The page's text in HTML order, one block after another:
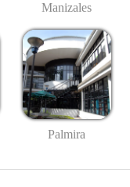
Manizales
Palmira